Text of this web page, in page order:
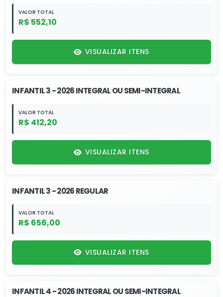
VALOR TOTAL
R$ 552,10
VISUALIZAR ITENS
INFANTIL 3 - 2026 INTEGRAL OU SEMI-INTEGRAL
VALOR TOTAL
R$ 412,20
VISUALIZAR ITENS
INFANTIL 3 - 2026 REGULAR
VALOR TOTAL
R$ 656,00
VISUALIZAR ITENS
INFANTIL 4 - 2026 INTEGRAL OU SEMI-INTEGRAL